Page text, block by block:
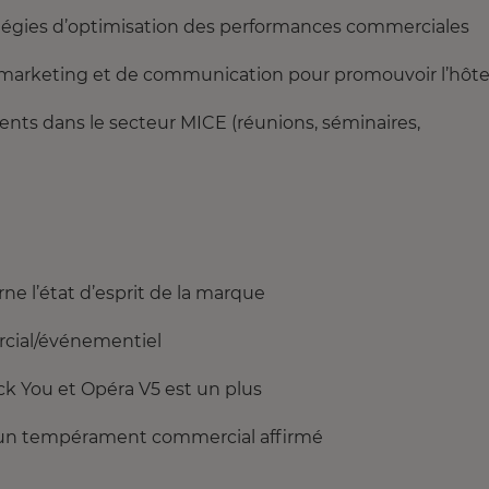
d’optimisation des performances commerciales
et de communication pour promouvoir
dans le secteur MICE (réunions, séminaires,
l’état d’esprit de la marque
événementiel
You et Opéra V5 est un plus
tempérament commercial affirmé